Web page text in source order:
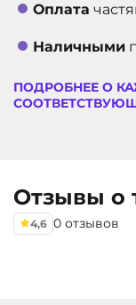
Оплата
Наличными
ПОДРОБНЕЕ О
Отзывы о
4,6 0 отзывов